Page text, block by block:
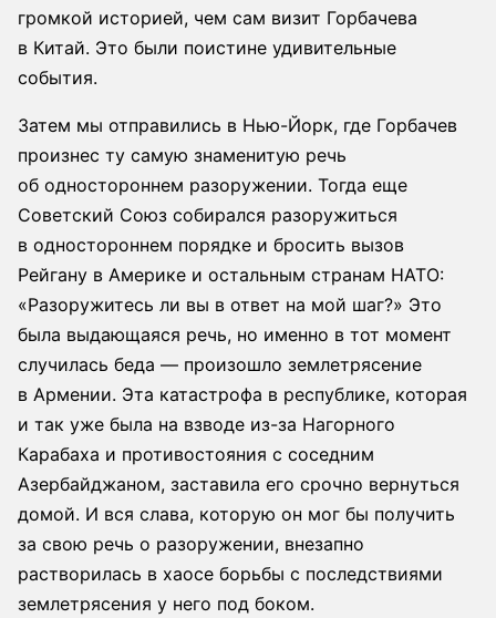
громкой историей, чем сам визит Горбачева
в Китай. Это были поистине удивительные
события.
Затем мы отправились в Нью-Йорк, где Горбачев
произнес ту самую знаменитую речь
об одностороннем разоружении. Тогда еще
Советский Союз собирался разоружиться
в одностороннем порядке и бросить вызов
Рейгану в Америке и остальным странам НАТО:
«Разоружитесь ли вы в ответ на мой шаг?» Это
была выдающаяся речь, но именно в тот момент
случилась беда — произошло землетрясение
в Армении. Эта катастрофа в республике, которая
и так уже была на взводе из-за Нагорного
Карабаха и противостояния с соседним
Азербайджаном, заставила его срочно вернуться
домой. И вся слава, которую он мог бы получить
за свою речь о разоружении, внезапно
растворилась в хаосе борьбы с последствиями
землетрясения у него под боком.